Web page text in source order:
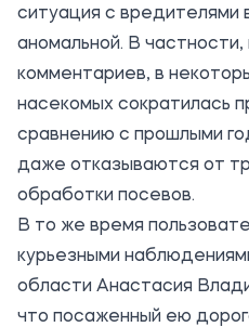
ситуация с вредителями
аномальной. В
комментариев, в
насекомых сократилась
сравнению с прошлыми
даже отказываются от
обработки посевов.
В то же время
курьезными
области Анастасия
что посаженный ею